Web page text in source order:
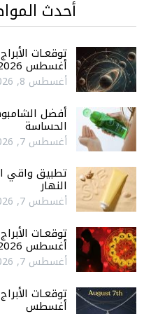
أحدث
أغسطس 2026
أغسطس 8, 2026
أفضل
الحساسة
أغسطس 7, 2026
تطبيق واقي
النهار
أغسطس 7, 2026
أغسطس 2026
أغسطس 7, 2026
أغسطس